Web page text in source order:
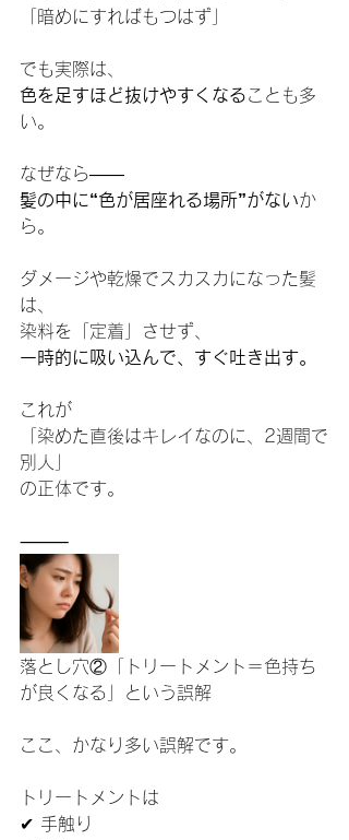
「暗めにすればもつはず」
でも実際は、
色を足すほど抜けやすくなることも多
い。
なぜなら——
髪の中に“色が居座れる場所”がないか
ら。
ダメージや乾燥でスカスカになった髪
は、
染料を「定着」させず、
一時的に吸い込んで、すぐ吐き出す。
これが
「染めた直後はキレイなのに、2週間で
別人」
の正体です。
⸻
落とし穴②「トリートメント＝色持ち
が良くなる」という誤解
ここ、かなり多い誤解です。
トリートメントは
✔ 手触り